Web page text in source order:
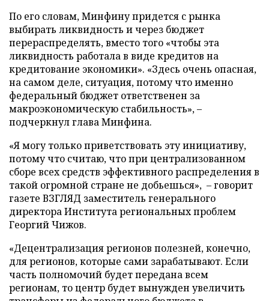
По его словам, Минфину придется с рынка
выбирать ликвидность и через бюджет
перераспределять, вместо того «чтобы эта
ликвидность работала в виде кредитов на
кредитование экономики». «Здесь очень опасная,
на самом деле, ситуация, потому что именно
федеральный бюджет ответственен за
макроэкономическую стабильность», –
подчеркнул глава Минфина.
«Я могу только приветствовать эту инициативу,
потому что считаю, что при централизованном
сборе всех средств эффективного распределения в
такой огромной стране не добьешься», – говорит
газете ВЗГЛЯД заместитель генерального
директора Института региональных проблем
Георгий Чижов.
«Децентрализация регионов полезней, конечно,
для регионов, которые сами зарабатывают. Если
часть полномочий будет передана всем
регионам, то центр будет вынужден увеличить